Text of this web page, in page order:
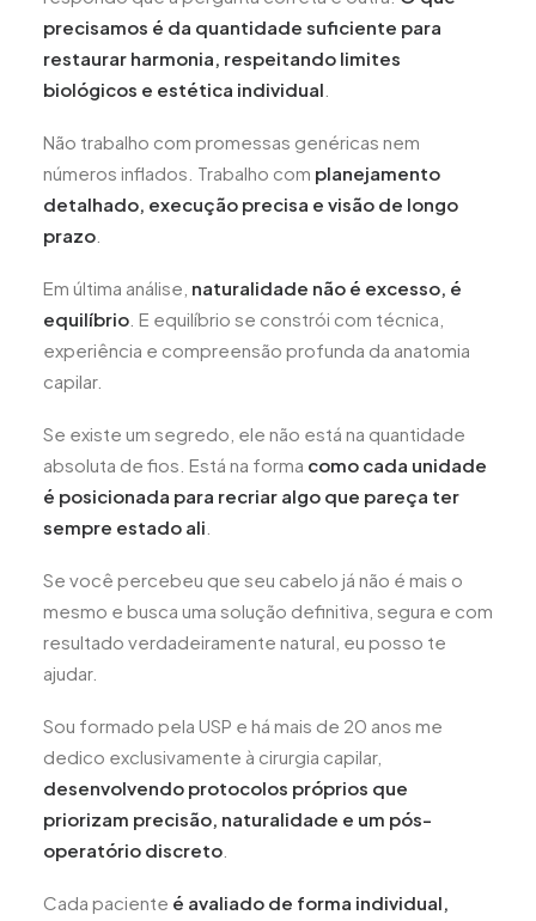
precisamos é da quantidade suficiente para
restaurar harmonia, respeitando limites
biológicos e estética individual
Não trabalho com promessas genéricas nem
números inflados. Trabalho com planejamento
detalhado, execução precisa e visão de longo
prazo
Em última análise, naturalidade não é excesso, é
equilíbrio . E equilíbrio se constrói com técnica,
experiência e compreensão profunda da anatomia
capilar.
Se existe um segredo, ele não está na quantidade
absoluta de fios. Está na forma como cada unidade
é posicionada para recriar algo que pareça ter
sempre estado ali
Se você percebeu que seu cabelo já não é mais o
mesmo e busca uma solução definitiva, segura e com
resultado verdadeiramente natural, eu posso te
ajudar.
Sou formado pela USP e há mais de 20 anos me
dedico exclusivamente à cirurgia capilar,
desenvolvendo protocolos próprios que
priorizam precisão, naturalidade e um pós-
operatório discreto
Cada paciente é avaliado de forma individual,